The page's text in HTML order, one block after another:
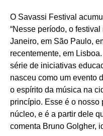
O Savassi Festival
“Nesse período, o
Janeiro, em São Paulo,
recentemente, em
série de iniciativas
nasceu como um evento
o espírito da música na
princípio. Esse é o nosso
núcleo, e é a partir dele
comenta Bruno Golgher,